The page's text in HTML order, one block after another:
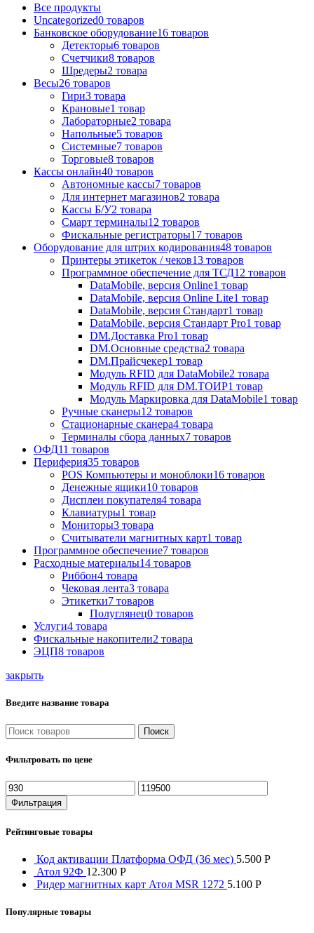
Все продукты
Uncategorized0 товаров
Банковское оборудование16 товаров
Детекторы6 товаров
Счетчики8 товаров
Шредеры2 товара
Весы26 товаров
Гири3 товара
Крановые1 товар
Лабораторные2 товара
Напольные5 товаров
Системные7 товаров
Торговые8 товаров
Кассы онлайн40 товаров
Автономные кассы7 товаров
Для интернет магазинов2 товара
Кассы Б/У2 товара
Смарт терминалы12 товаров
Фискальные регистраторы17 товаров
Оборудование для штрих кодирования48 товаров
Принтеры этикеток / чеков13 товаров
Программное обеспечение для ТСД12 товаров
DataMobile, версия Online1 товар
DataMobile, версия Online Lite1 товар
DataMobile, версия Стандарт1 товар
DataMobile, версия Стандарт Pro1 товар
DM.Доставка Pro1 товар
DM.Основные средства2 товара
DM.Прайсчекер1 товар
Модуль RFID для DataMobile2 товара
Модуль RFID для DM.ТОИР1 товар
Модуль Маркировка для DataMobile1 товар
Ручные сканеры12 товаров
Стационарные сканера4 товара
Терминалы сбора данных7 товаров
ОФД11 товаров
Периферия35 товаров
POS Компьютеры и моноблоки16 товаров
Денежные ящики10 товаров
Дисплеи покупателя4 товара
Клавиатуры1 товар
Мониторы3 товара
Считыватели магнитных карт1 товар
Программное обеспечение7 товаров
Расходные материалы14 товаров
Риббон4 товара
Чековая лента3 товара
Этикетки7 товаров
Полуглянец0 товаров
Услуги4 товара
Фискальные накопители2 товара
ЭЦП8 товаров
закрыть
Введите название товара
Поиск
Фильтровать по цене
Минимальная
цена
Максимальная
цена
Фильтрация
Рейтинговые товары
Код активации Платформа ОФД (36 мес) 5.500 Р
Атол 92Ф 12.300 Р
Ридер магнитных карт Атол MSR 1272 5.100 Р
Популярные товары